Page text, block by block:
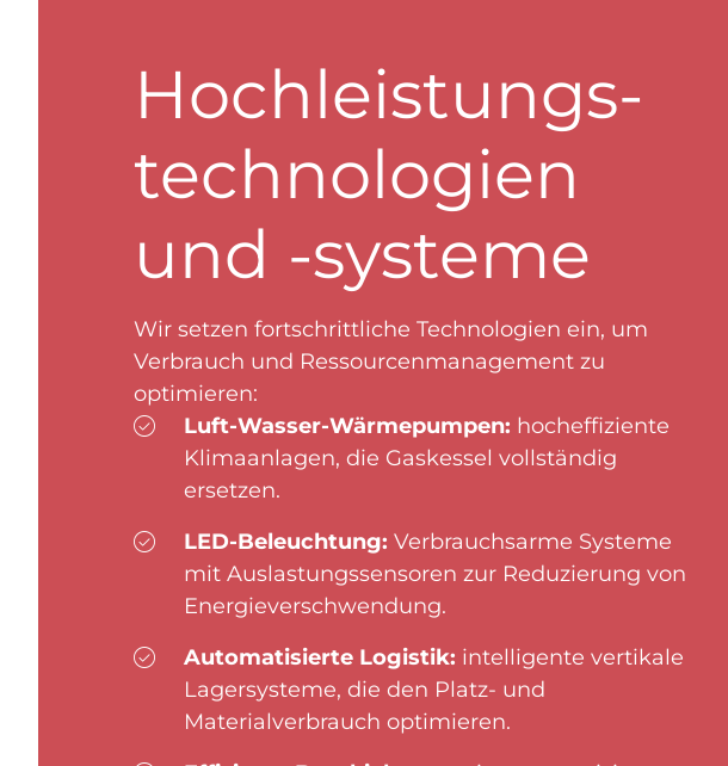
Hochleistungs­
technologien
und -systeme
Wir setzen fortschrittliche Technologien ein, um
Verbrauch und Ressourcenmanagement zu
optimieren:
Luft-Wasser-Wärmepumpen: hocheffiziente
Klimaanlagen, die Gaskessel vollständig
ersetzen.
LED-Beleuchtung: Verbrauchsarme Systeme
mit Auslastungssensoren zur Reduzierung von
Energieverschwendung.
Automatisierte Logistik: intelligente vertikale
Lagersysteme, die den Platz- und
Materialverbrauch optimieren.